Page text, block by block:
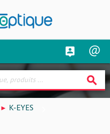
search
K-EYES